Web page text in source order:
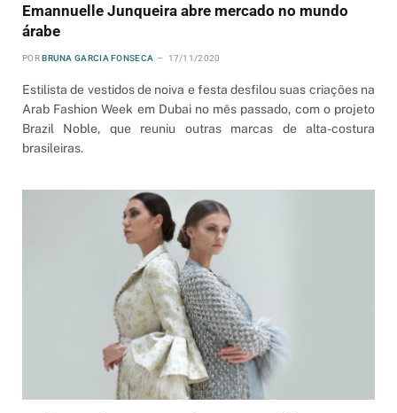
Emannuelle Junqueira abre mercado no mundo
árabe
POR BRUNA GARCIA FONSECA 17/11/2020
Estilista de vestidos de noiva e festa desfilou suas criações na
Arab Fashion Week em Dubai no mês passado, com o projeto
Brazil Noble, que reuniu outras marcas de alta-costura
brasileiras.